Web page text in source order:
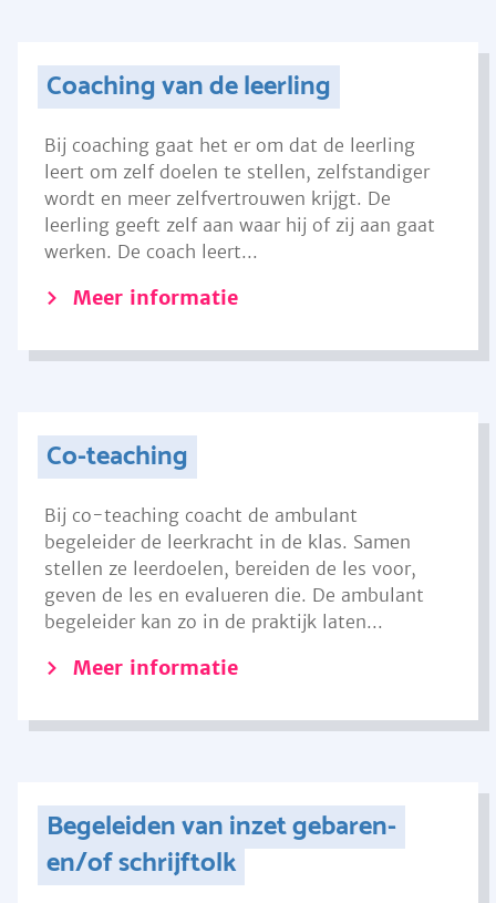
Coaching van de leerling
Bij coaching gaat het er om dat de leerling
leert om zelf doelen te stellen, zelfstandiger
wordt en meer zelfvertrouwen krijgt. De
leerling geeft zelf aan waar hij of zij aan gaat
werken. De coach leert...
Meer informatie
Co-teaching
Bij co-teaching coacht de ambulant
begeleider de leerkracht in de klas. Samen
stellen ze leerdoelen, bereiden de les voor,
geven de les en evalueren die. De ambulant
begeleider kan zo in de praktijk laten...
Meer informatie
Begeleiden van inzet gebaren-
en/of schrijftolk